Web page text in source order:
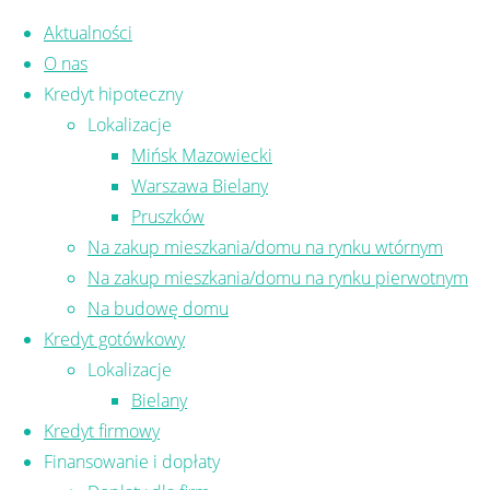
Skip to content
Aktualności
O nas
Kredyt hipoteczny
Lokalizacje
Mińsk Mazowiecki
Warszawa Bielany
Pruszków
Na zakup mieszkania/domu na rynku wtórnym
Na zakup mieszkania/domu na rynku pierwotnym
Na budowę domu
Kredyt gotówkowy
Lokalizacje
Bielany
Kredyt firmowy
Finansowanie i dopłaty
Tag:koszty kredytu
KOSZTY KREDYTOWE
doradca finansowy
doradca kredytowy mińsk mazowieck